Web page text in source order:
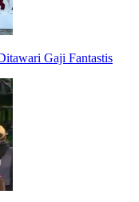
Gaji Fantastis